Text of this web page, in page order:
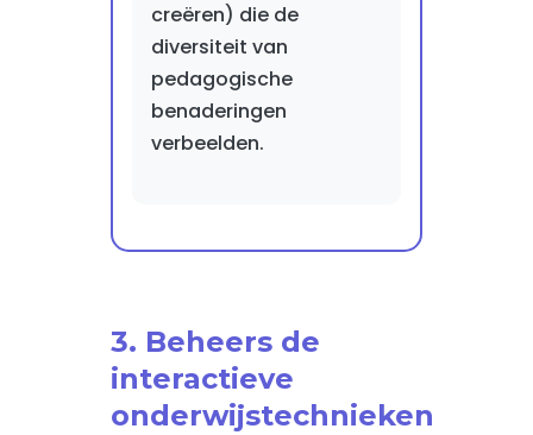
creëren) die de
diversiteit van
pedagogische
benaderingen
verbeelden.
3. Beheers de
interactieve
onderwijstechnieken